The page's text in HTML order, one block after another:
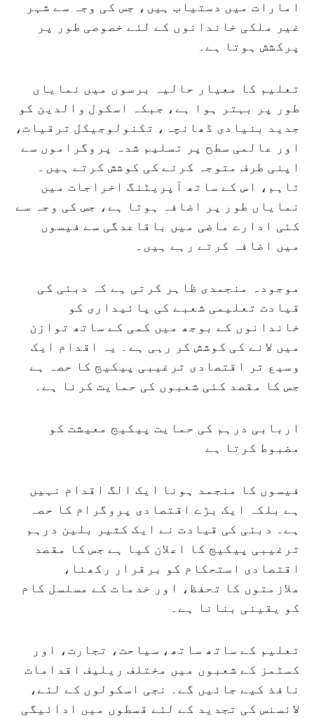
امارات میں دستیاب ہیں، جس کی وجہ سے شہر
غیر ملکی خاندانوں کے لئے خصوصی طور پر
پرکشش ہوتا ہے۔
تعلیم کا معیار حالیہ برسوں میں نمایاں
طور پر بہتر ہوا ہے، جبکہ اسکول والدین کو
جدید بنیادی ڈھانچہ، تکنولوجیکل ترقیات،
اور عالمی سطح پر تسلیم شدہ پروگراموں سے
اپنی طرف متوجہ کرنے کی کوشش کرتے ہیں۔
تاہم، اس کے ساتھ آپریٹنگ اخراجات میں
نمایاں طور پر اضافہ ہوتا ہے، جس کی وجہ سے
کئی ادارے ماضی میں باقاعدگی سے فیسوں
میں اضافہ کرتے رہے ہیں۔
موجودہ منجمدی ظاہر کرتی ہے کہ دبئی کی
قیادت تعلیمی شعبے کی پائیداری کو
خاندانوں کے بوجھ میں کمی کے ساتھ توازن
میں لانے کی کوشش کر رہی ہے۔ یہ اقدام ایک
وسیع تر اقتصادی ترغیبی پیکیج کا حصہ ہے
جس کا مقصد کئی شعبوں کی حمایت کرنا ہے۔
اربابی درہم کی حمایت پیکیج معیشت کو
مضبوط کرتا ہے
فیسوں کا منجمد ہونا ایک الگ اقدام نہیں
ہے بلکہ ایک بڑے اقتصادی پروگرام کا حصہ
ہے۔ دبئی کی قیادت نے ایک کثیر بلین درہم
ترغیبی پیکیج کا اعلان کیا ہے جس کا مقصد
اقتصادی استحکام کو برقرار رکھنا،
ملازمتوں کا تحفظ، اور خدمات کے مسلسل کام
کو یقینی بنانا ہے۔
تعلیم کے ساتھ ساتھ، سیاحت، تجارت، اور
کسٹمز کے شعبوں میں مختلف ریلیف اقدامات
نافذ کیے جائیں گے۔ نجی اسکولوں کے لئے،
لائسنس کی تجدید کے لئے قسطوں میں ادائیگی